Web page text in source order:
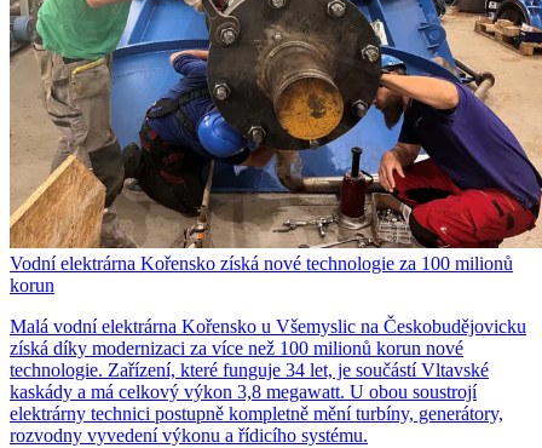
Vodní elektrárna Kořensko získá nové technologie za 100 milionů
korun
Malá vodní elektrárna Kořensko u Všemyslic na Českobudějovicku
získá díky modernizaci za více než 100 milionů korun nové
technologie. Zařízení, které funguje 34 let, je součástí Vltavské
kaskády a má celkový výkon 3,8 megawatt. U obou soustrojí
elektrárny technici postupně kompletně mění turbíny, generátory,
rozvodny vyvedení výkonu a řídicího systému.